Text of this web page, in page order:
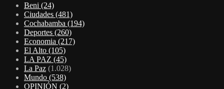
Beni (24)
Ciudades (481)
Cochabamba (194)
Deportes (260)
Economia (217)
El Alto (105)
LA PAZ (45)
La Paz (1.028)
Mundo (538)
OPINIÓN (2)